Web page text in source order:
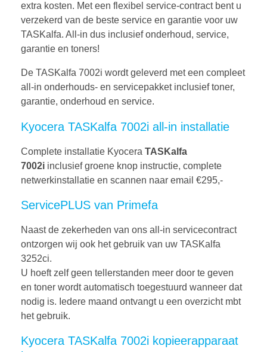
extra kosten. Met een flexibel service-contract bent u
verzekerd van de beste service en garantie voor uw
TASKalfa. All-in dus inclusief onderhoud, service,
garantie en toners!
De TASKalfa 7002i wordt geleverd met een compleet
all-in onderhouds- en servicepakket inclusief toner,
garantie, onderhoud en service.
Kyocera TASKalfa 7002i all-in installatie
Complete installatie Kyocera TASKalfa
7002i inclusief groene knop instructie, complete
netwerkinstallatie en scannen naar email €295,-
ServicePLUS van Primefa
Naast de zekerheden van ons all-in servicecontract
ontzorgen wij ook het gebruik van uw TASKalfa
3252ci.
U hoeft zelf geen tellerstanden meer door te geven
en toner wordt automatisch toegestuurd wanneer dat
nodig is. Iedere maand ontvangt u een overzicht mbt
het gebruik.
Kyocera TASKalfa 7002i kopieerapparaat